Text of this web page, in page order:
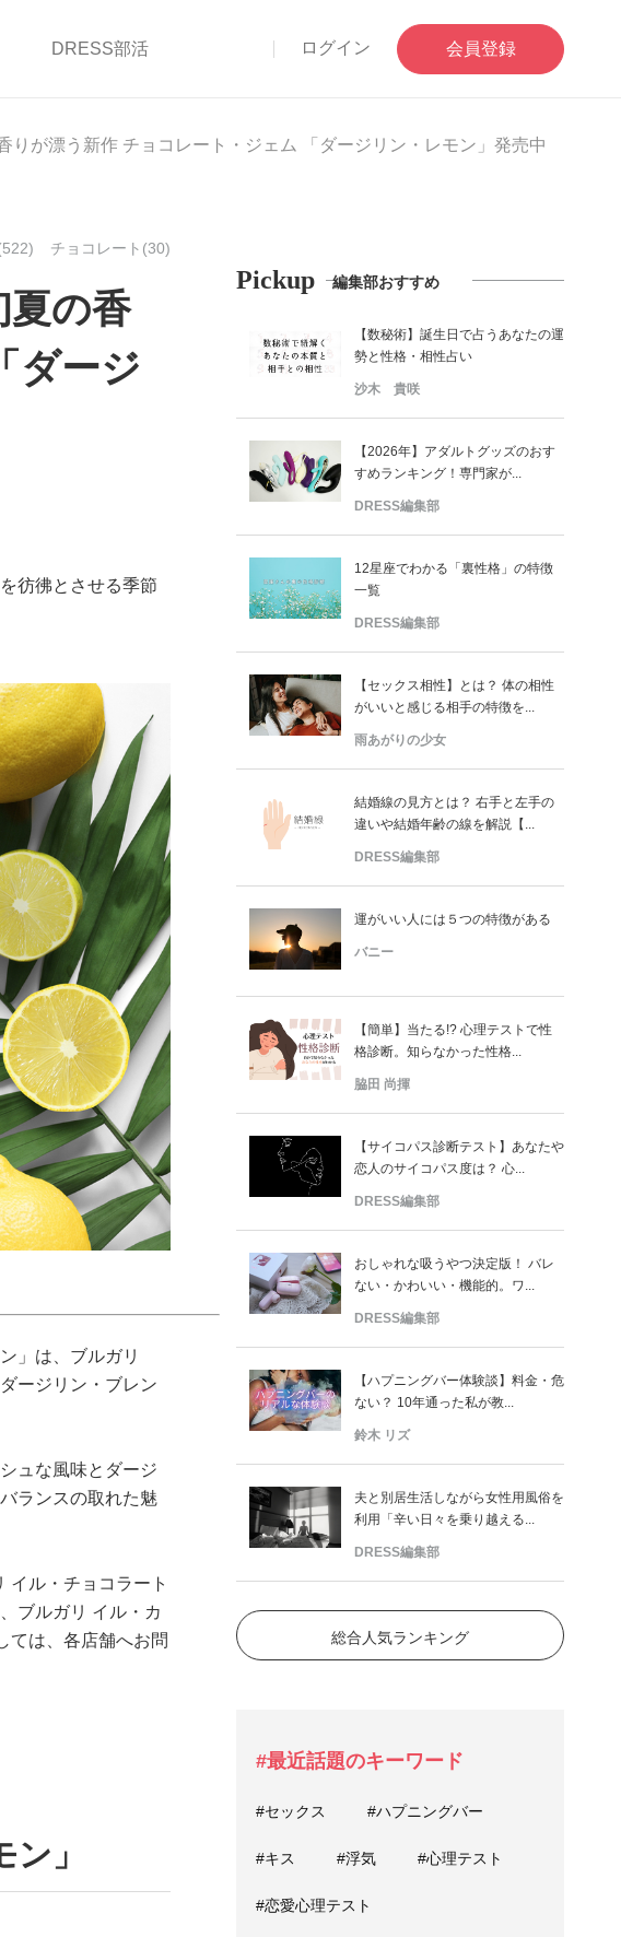
DRESS部活 ログイン 会員登録
りが漂う新作 チョコレート・ジェム 「ダージリン・レモン」発売中
チョコレート(30)
夏の香
ダージ
彷彿とさせる季節
」は、ブルガリ
ージリン・ブレン
ュな風味とダージ
ランスの取れた魅
イル・チョコラート
ブルガリ イル・カ
ては、各店舗へお問
」
Pickup 編集部おすすめ
【数秘術】誕生日で占うあなたの運
勢と性格・相性占い
沙木 貴咲
【2026年】アダルトグッズのおす
すめランキング！専門家が...
DRESS編集部
12星座でわかる「裏性格」の特徴
一覧
DRESS編集部
【セックス相性】とは？ 体の相性
がいいと感じる相手の特徴を...
雨あがりの少女
結婚線の見方とは？ 右手と左手の
違いや結婚年齢の線を解説【...
DRESS編集部
運がいい人には５つの特徴がある
バニー
【簡単】当たる!? 心理テストで性
格診断。知らなかった性格...
脇田 尚揮
【サイコパス診断テスト】あなたや
恋人のサイコパス度は？ 心...
DRESS編集部
おしゃれな吸うやつ決定版！ バレ
ない・かわいい・機能的。ワ...
DRESS編集部
【ハプニングバー体験談】料金・危
ない？ 10年通った私が教...
鈴木 リズ
夫と別居生活しながら女性用風俗を
利用「辛い日々を乗り越える...
DRESS編集部
総合人気ランキング
#最近話題のキーワード
#セックス #ハプニングバー
#キス #浮気 #心理テスト
#恋愛心理テスト